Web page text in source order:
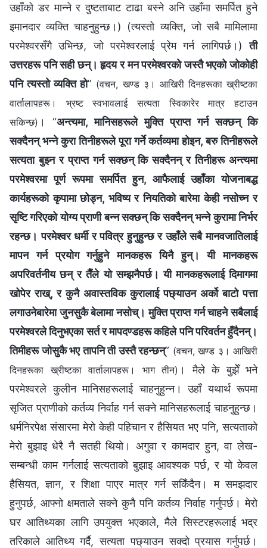
उहाँको डर मान्ने र दुष्टताबाट टाढा बस्ने अनि उहाँमा समर्पित हुने
इमानदार व्यक्ति चाहनुहुन्छ।) (त्यस्तो व्यक्ति, जो सबै मामिलामा
परमेश्‍वरसँगै उभिन्छ, जो परमेश्‍वरलाई प्रेम गर्न लागिपर्छ।)ती
उत्तरहरू पनि सही छन्। हृदय र मन परमेश्‍वरको जस्तै भएको जोकोही
पनि त्यस्तो व्यक्ति हो” (वचन, खण्ड ३। आखिरी दिनहरूका ख्रीष्टका
वार्तालापहरू। भ्रष्ट स्वभावलाई सत्यता स्विकारेर मात्र हटाउन
सकिन्छ) । “अन्त्यमा, मानिसहरूले मुक्ति प्राप्त गर्न सक्छन् कि
सक्दैनन् भन्‍ने कुरा तिनीहरूले पूरा गर्ने कर्तव्यमा होइन, बरु तिनीहरूले
सत्यता बुझ्न र प्राप्त गर्न सक्छन् कि सक्दैनन् र तिनीहरू अन्त्यमा
परमेश्‍वरमा पूर्ण रूपमा समर्पित हुन, आफैलाई उहाँका योजनाबद्ध
कार्यहरूको कृपामा छोड्न, भविष्य र नियतिको बारेमा केही नसोच्न र
सृष्टि गरिएको योग्य प्राणी बन्‍न सक्छन् कि सक्दैनन् भन्‍ने कुरामा निर्भर
रहन्छ। परमेश्‍वर धर्मी र पवित्र हुनुहुन्छ र उहाँले सबै मानवजातिलाई
मापन गर्न प्रयोग गर्नुहुने मानकहरू यिनै हुन्। यी मानकहरू
अपरिवर्तनीय छन् र तैँले यो सम्झनैपर्छ। यी मानकहरूलाई दिमागमा
खोपेर राख्, र कुनै अवास्तविक कुरालाई पछ्याउन अर्को बाटो पत्ता
लगाउनेबारेमा जुनसुकै बेलामा नसोच्। मुक्ति प्राप्त गर्न चाहने सबैलाई
परमेश्‍वरले दिनुभएका सर्त र मापदण्डहरू कहिले पनि परिवर्तन हुँदैनन्।
तिमीहरू जोसुकै भए तापनि ती उस्तै रहन्छन्” (वचन, खण्ड ३। आखिरी
दिनहरूका ख्रीष्टका वार्तालापहरू। भाग तीन) । मैले के बुझेँ भने
परमेश्‍वरले कुलीन मानिसहरूलाई चाहनुहुन्न। उहाँ यथार्थ रूपमा
सृजित प्राणीको कर्तव्य निर्वाह गर्न सक्ने मानिसहरूलाई चाहनुहुन्छ।
धर्मनिरपेक्ष संसारमा मेरो केही पहिचान र हैसियत भए पनि, सत्यताको
मेरो बुझाइ धेरै नै सतही थियो। अगुवा र कामदार हुन, वा लेख-
सम्बन्धी काम गर्नलाई सत्यताको बुझाइ आवश्यक पर्छ, र यो केवल
हैसियत, ज्ञान, र शिक्षा पाएर मात्र गर्न सकिँदैन। म समझदार
हुनुपर्छ, आफ्नो क्षमताले सक्ने कुनै पनि कर्तव्य निर्वाह गर्नुपर्छ। मेरो
घर आतिथ्यका लागि उपयुक्त भएकाले, मैले सिस्टरहरूलाई भद्र
तरिकाले आतिथ्य गर्दै, सत्यता पछ्याउन सक्दो प्रयास गर्नुपर्छ।